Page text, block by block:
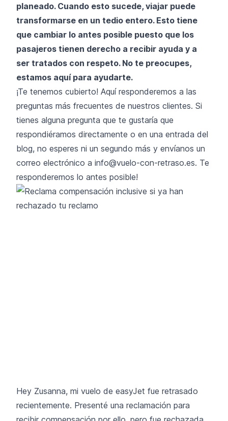
planeado. Cuando esto sucede, viajar puede
transformarse en un tedio entero. Esto tiene
que cambiar lo antes posible puesto que los
pasajeros tienen derecho a recibir ayuda y a
ser tratados con respeto. No te preocupes,
estamos aquí para ayudarte.
¡Te tenemos cubierto! Aquí responderemos a las
preguntas más frecuentes de nuestros clientes. Si
tienes alguna pregunta que te gustaría que
respondiéramos directamente o en una entrada del
blog, no esperes ni un segundo más y envíanos un
correo electrónico a info@vuelo-con-retraso.es. Te
responderemos lo antes posible!
Hey Zusanna, mi vuelo de easyJet fue retrasado
recientemente. Presenté una reclamación para